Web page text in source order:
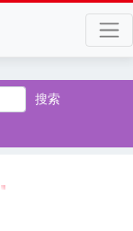
搜索